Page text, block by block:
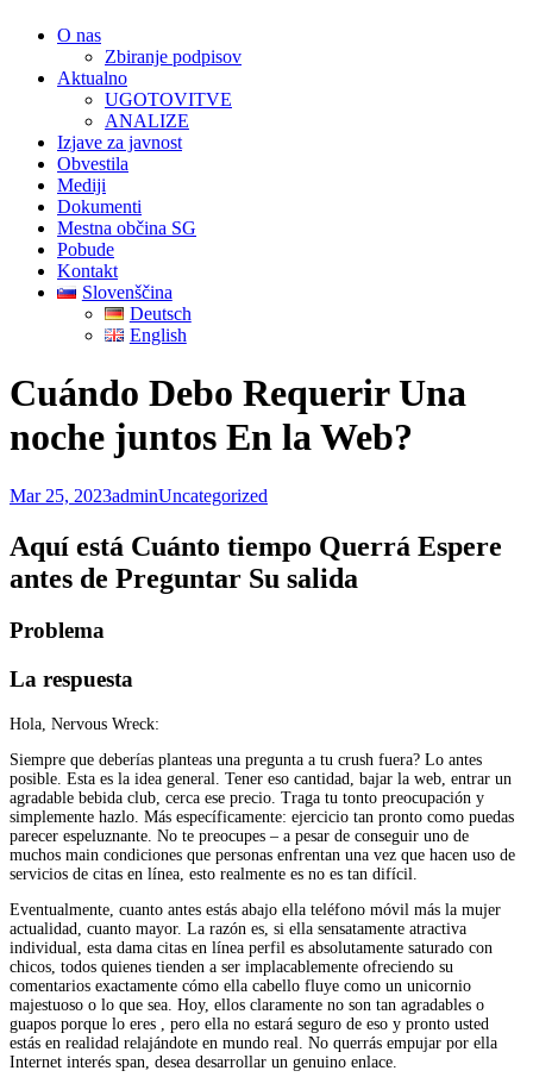
O nas
Zbiranje podpisov
Aktualno
UGOTOVITVE
ANALIZE
Izjave za javnost
Obvestila
Mediji
Dokumenti
Mestna občina SG
Pobude
Kontakt
Slovenščina
Deutsch
English
Cuándo Debo Requerir Una
noche juntos En la Web?
Mar 25, 2023adminUncategorized
Aquí está Cuánto tiempo Querrá Espere
antes de Preguntar Su salida
Problema
La respuesta
Hola, Nervous Wreck:
Siempre que deberías planteas una pregunta a tu crush fuera? Lo antes
posible. Esta es la idea general. Tener eso cantidad, bajar la web, entrar un
agradable bebida club, cerca ese precio. Traga tu tonto preocupación y
simplemente hazlo. Más específicamente: ejercicio tan pronto como puedas
parecer espeluznante. No te preocupes – a pesar de conseguir uno de
muchos main condiciones que personas enfrentan una vez que hacen uso de
servicios de citas en línea, esto realmente es no es tan difícil.
Eventualmente, cuanto antes estás abajo ella teléfono móvil más la mujer
actualidad, cuanto mayor. La razón es, si ella sensatamente atractiva
individual, esta dama citas en línea perfil es absolutamente saturado con
chicos, todos quienes tienden a ser implacablemente ofreciendo su
comentarios exactamente cómo ella cabello fluye como un unicornio
majestuoso o lo que sea. Hoy, ellos claramente no son tan agradables o
guapos porque lo eres , pero ella no estará seguro de eso y pronto usted
estás en realidad relajándote en mundo real. No querrás empujar por ella
Internet interés span, desea desarrollar un genuino enlace.